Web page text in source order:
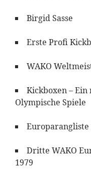
Birgid Sasse
Erste Profi
WAKO
Kickboxen –
Olympische Spiele
Dritte WAKO
1979